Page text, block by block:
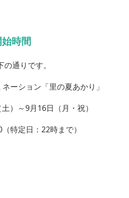
時間
通りです。
ーション「里の夏あかり」
）～9月16日（月・祝）
特定日：22時まで）